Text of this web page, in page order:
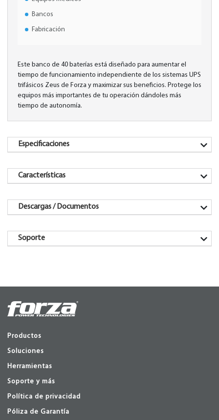
Bancos
Fabricación
Este banco de 40 baterías está diseñado para aumentar el
tiempo de funcionamiento independiente de los sistemas UPS
trifásicos Zeus de Forza y maximizar sus beneficios. Protege los
equipos más importantes de tu operación dándoles más
tiempo de autonomía.
Especificaciones
Características
Descargas / Documentos
Soporte
Productos
Soluciones
Herramientas
Soporte y más
Política de privacidad
Póliza de Garantía